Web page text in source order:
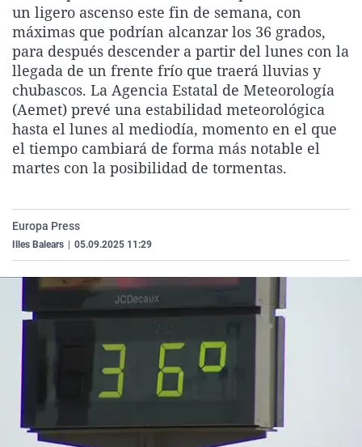
La rosa de los vientos
Gente viajera
Como el perro y el
Caso
Retornados
Equipo de
Operación Viuda
Extremadura
Galicia
La Rioja
Navarra
País Vasco
Virales
Televisión
Elecciones
un ligero ascenso este fin de semana, con
máximas que podrían alcanzar los 36 grados,
para después descender a partir del lunes con la
llegada de un frente frío que traerá lluvias y
chubascos. La Agencia Estatal de Meteorología
(Aemet) prevé una estabilidad meteorológica
hasta el lunes al mediodía, momento en el que
el tiempo cambiará de forma más notable el
martes con la posibilidad de tormentas.
Europa Press
Illes Balears 05.09.2025 11:29